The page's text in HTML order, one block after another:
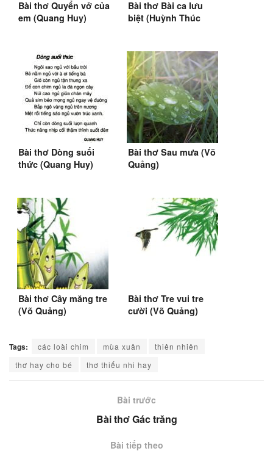
Bài thơ Quyển vở của
em (Quang Huy)
Bài thơ Bài ca lưu
biệt (Huỳnh Thúc
Bài thơ Dòng suối
thức (Quang Huy)
Bài thơ Sau mưa (Võ
Quảng)
Bài thơ Cây măng tre
(Võ Quảng)
Bài thơ Tre vui tre
cười (Võ Quảng)
Tags: các loài chim mùa xuân
thiên nhiên
thơ hay cho bé
thơ thiếu nhi hay
Bài trước
Bài thơ Gác trăng
Bài tiếp theo